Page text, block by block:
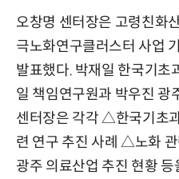
오창명 센터장은 고령친화
극노화연구클러스터 사업
발표했다. 박재일 한국기초
일 책임연구원과 박우진 광
센터장은 각각 △한국기초
련 연구 추진 사례 △노화
광주 의료산업 추진 현황 등